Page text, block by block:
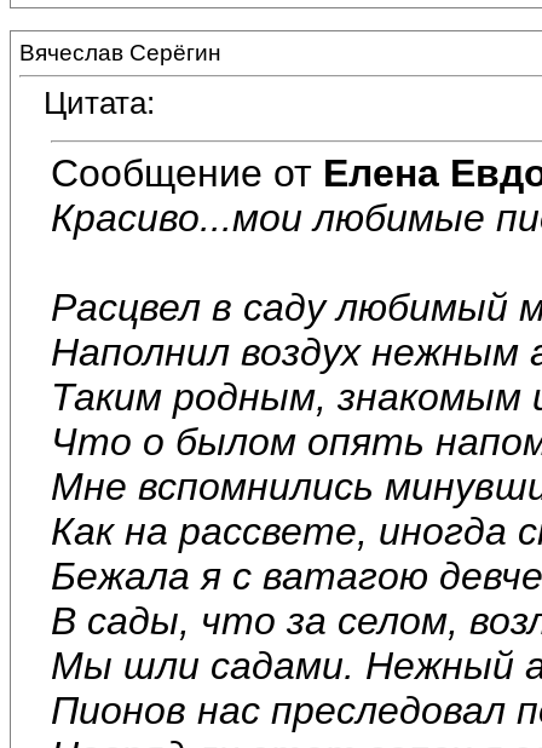
Вячеслав Серёгин
Цитата:
Сообщение от Елена
Красиво...мои любимые
Расцвел в саду любимый
Наполнил воздух
Таким родным,
Что о былом опять
Мне вспомнились
Как на рассвете, иногда
Бежала я с ватагою
В сады, что за селом,
Мы шли садами. Нежный
Пионов нас преследовал